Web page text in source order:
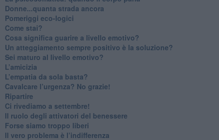
Donne...quanta strada ancora
​Pomeriggi eco-logici
​Come stai?
Cosa significa guarire a livello emotivo?
​Un atteggiamento sempre positivo è la soluzione?
​Sei maturo al livello emotivo?
​L’amicizia
​L’empatia da sola basta?
​Cavalcare l’urgenza? No grazie!
Ripartire
​Ci rivediamo a settembre!
​Il ruolo degli attivatori del benessere
​Forse siamo troppo liberi
​Il vero problema è l’indifferenza